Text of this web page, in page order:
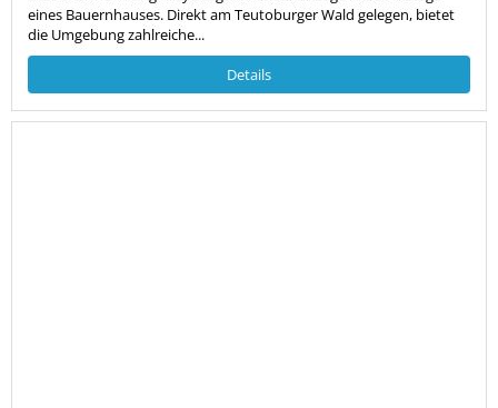
eines Bauernhauses. Direkt am Teutoburger Wald gelegen, bietet
die Umgebung zahlreiche...
Details